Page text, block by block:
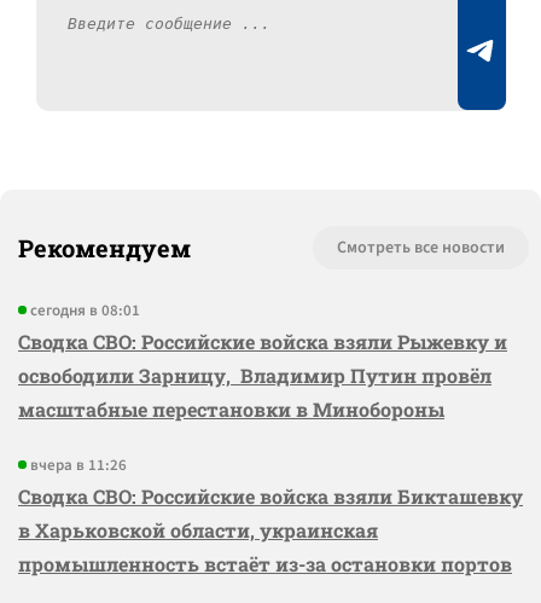
Рекомендуем Смотреть все новости
сегодня в 08:01
Сводка СВО: Российские войска взяли Рыжевку и
освободили Зарницу, Владимир Путин провёл
масштабные перестановки в Минобороны
вчера в 11:26
Сводка СВО: Российские войска взяли Бикташевку
в Харьковской области, украинская
промышленность встаёт из-за остановки портов